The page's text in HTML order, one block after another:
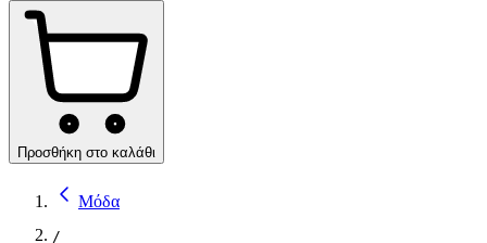
Προσθήκη στο καλάθι
Μόδα
/